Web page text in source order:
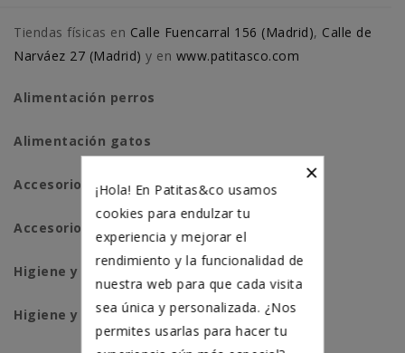
Tiendas físicas en Calle Fuencarral 156 (Madrid), Calle de
Narváez 27 (Madrid) y en www.patitasco.com
Alimentación perros
Alimentación gatos
Accesorios perros
Accesorios para gatos
Higiene y salud perros
Higiene y salud gatos
×
¡Hola! En Patitas&co usamos
cookies para endulzar tu
experiencia y mejorar el
rendimiento y la funcionalidad de
nuestra web para que cada visita
sea única y personalizada. ¿Nos
permites usarlas para hacer tu